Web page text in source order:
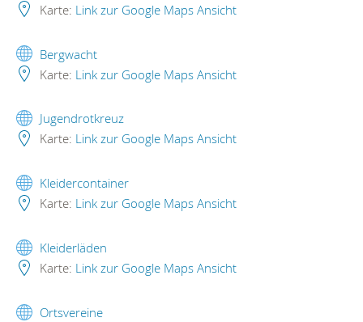
Karte: Link zur Google Maps Ansicht
Bergwacht
Karte: Link zur Google Maps Ansicht
Jugendrotkreuz
Karte: Link zur Google Maps Ansicht
Kleidercontainer
Karte: Link zur Google Maps Ansicht
Kleiderläden
Karte: Link zur Google Maps Ansicht
Ortsvereine